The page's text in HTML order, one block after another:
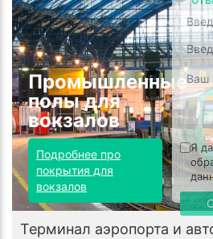
Промышленные
полы для
вокзалов
Подробнее про
покрытия для
вокзалов
Я
Терминал аэропорта и